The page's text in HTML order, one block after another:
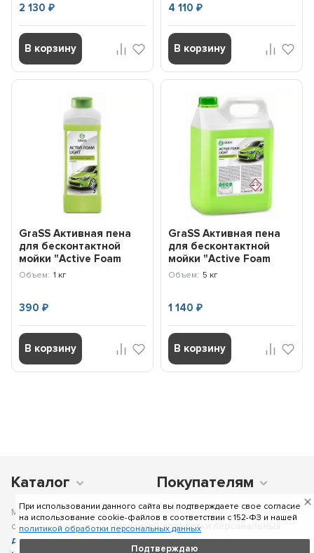
При использовании данного сайта вы подтверждаете свое согласие
на использование cookie-файлов в соответствии c 152-ФЗ и нашей
политикой обработки персональных данных
Подтверждаю
2 130₽
В корзину
4 110 ₽
В корзину
GraSS Активная пена
для бесконтактной
мойки "Active Foam
Light" (1л...
Объем: 1 кг
390₽
В корзину
GraSS Активная пена
для бесконтактной
мойки "Active Foam
Light" (5к...
Объем: 5 кг
1 140 ₽
В корзину
Каталог Покупателям
Мы получаем и обрабатываем персональные данные посетителей
сайта в соответствии с Политикой обработки персональных
данных, в том числе с использованием сервиса аналитики